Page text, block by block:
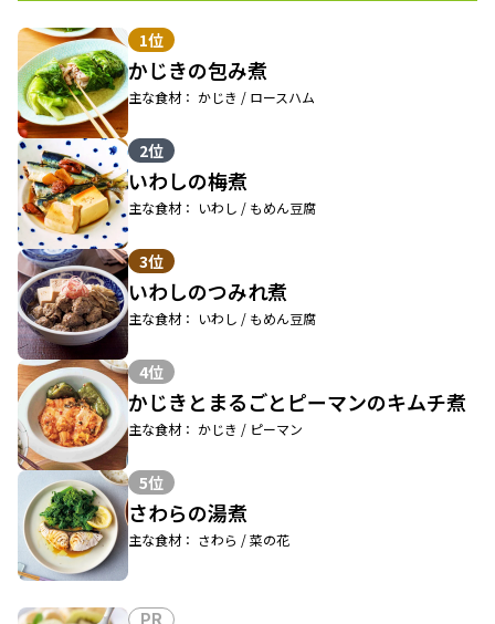
1位
かじきの包み煮
主な食材： かじき / ロースハム
2位
いわしの梅煮
主な食材： いわし / もめん豆腐
3位
いわしのつみれ煮
主な食材： いわし / もめん豆腐
4位
かじきとまるごとピーマンのキムチ煮
主な食材： かじき / ピーマン
5位
さわらの湯煮
主な食材： さわら / 菜の花
PR